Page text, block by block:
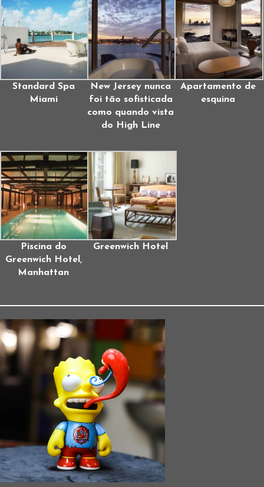
Standard Spa
Miami
New Jersey nunca
foi tão sofisticada
como quando vista
do High Line
Apartamento de
esquina
Piscina do
Greenwich Hotel,
Manhattan
Greenwich Hotel